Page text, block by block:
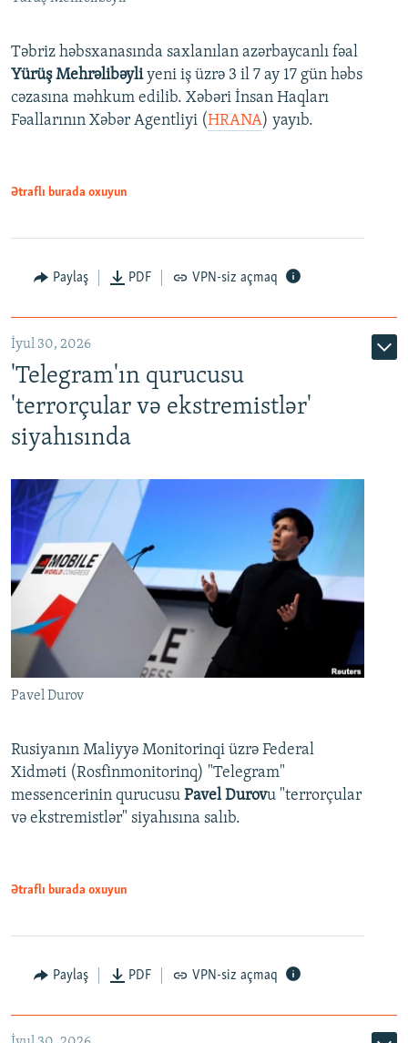
Təbriz həbsxanasında saxlanılan azərbaycanlı fəal
Yürüş Mehrəlibəyliyeni iş üzrə 3 il 7 ay 17 gün həbs
cəzasına məhkum edilib. Xəbəri İnsan Haqları
Fəallarının Xəbər Agentliyi (HRANA) yayıb.
Ətraflı burada oxuyun
Paylaş PDF VPN-siz açmaq
İyul 30, 2026
'Telegram'ın qurucusu
'terrorçular və ekstremistlər'
siyahısında
Pavel Durov
Rusiyanın Maliyyə Monitorinqi üzrə Federal
Xidməti (Rosfinmonitorinq) "Telegram"
messencerinin qurucusu Pavel Durovu "terrorçular
və ekstremistlər" siyahısına salıb.
Ətraflı burada oxuyun
Paylaş PDF VPN-siz açmaq